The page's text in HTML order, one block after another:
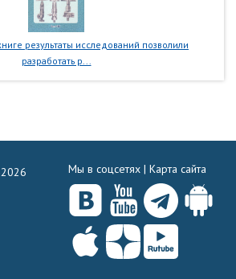
результаты исследований позволили
разработать р...
Мы в соцсетях | Карта сайта